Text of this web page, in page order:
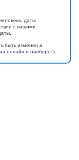
даты
с вашими
быть изменен в
онлайн и наоборот).